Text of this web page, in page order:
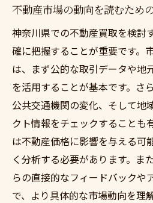
不動産市場の動向を読むため
神奈川県での不動産買取を検討
確に把握することが重要です。
は、まず公的な取引データや地
を活用することが基本です。さ
公共交通機関の変化、そして地
クト情報をチェックすることも
は不動産価格に影響を与える可
く分析する必要があります。ま
らの直接的なフィードバックや
で、より具体的な市場動向を理